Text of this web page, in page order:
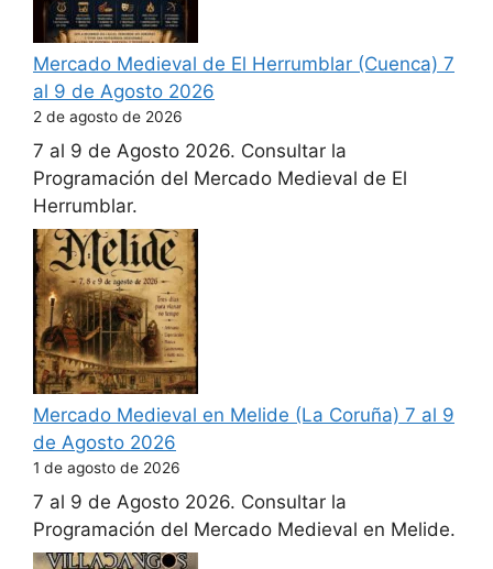
Mercado Medieval de El Herrumblar (Cuenca) 7
al 9 de Agosto 2026
2 de agosto de 2026
7 al 9 de Agosto 2026. Consultar la
Programación del Mercado Medieval de El
Herrumblar.
Mercado Medieval en Melide (La Coruña) 7 al 9
de Agosto 2026
1 de agosto de 2026
7 al 9 de Agosto 2026. Consultar la
Programación del Mercado Medieval en Melide.